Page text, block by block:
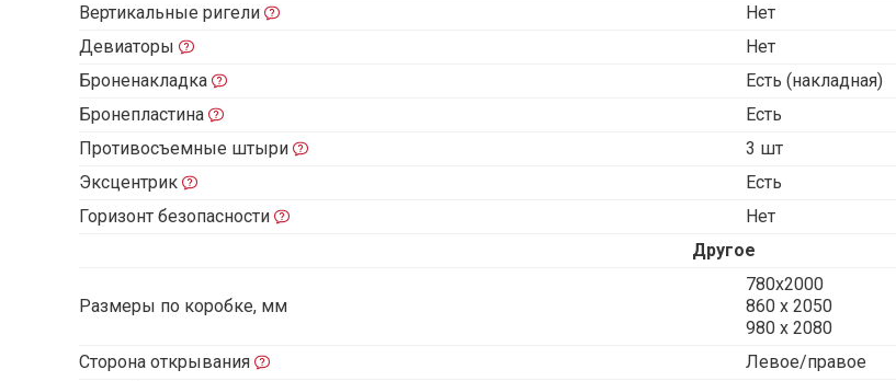
Вертикальные ригели
Нет
Девиаторы
Нет
Броненакладка
Есть (накладная)
Бронепластина
Есть
Противосъемные штыри
3 шт
Эксцентрик
Есть
Горизонт безопасности
Нет
Другое
Размеры по коробке, мм
780x2000
860 х 2050
980 x 2080
Сторона открывания
Левое/правое